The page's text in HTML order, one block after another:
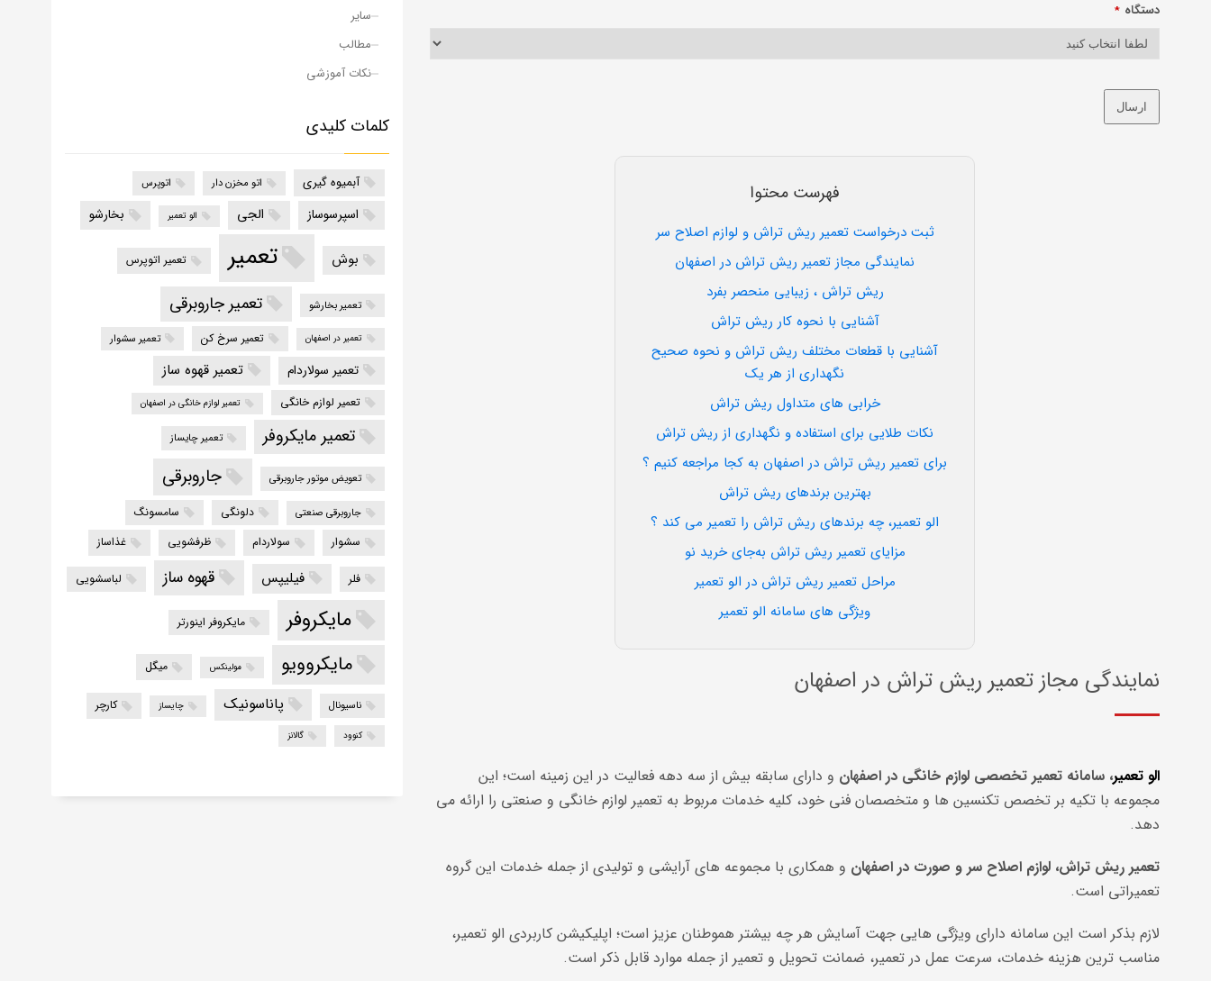
دستگاه *
ارسال
فهرست محتوا
ثبت درخواست تعمیر ریش تراش و لوازم اصلاح سر
نمایندگی مجاز تعمیر ریش تراش در اصفهان
ریش تراش ، زیبایی منحصر بفرد
آشنایی با نحوه کار ریش تراش
آشنایی با قطعات مختلف ریش تراش و نحوه صحیح
نگهداری از هر یک
خرابی های متداول ریش تراش
نکات طلایی برای استفاده و نگهداری از ریش تراش
برای تعمیر ریش تراش در اصفهان به کجا مراجعه کنیم ؟
بهترین برندهای ریش تراش
الو تعمیر، چه برندهای ریش تراش را تعمیر می کند ؟
مزایای تعمیر ریش تراش به‌جای خرید نو
مراحل تعمیر ریش تراش در الو تعمیر
ویژگی های سامانه الو تعمیر
نمایندگی مجاز تعمیر ریش تراش در اصفهان
الو تعمیر، سامانه تعمیر تخصصی لوازم خانگی در اصفهان و دارای سابقه بیش از سه دهه فعالیت در این زمینه است؛ این
مجموعه با تکیه بر تخصص تکنسین ها و متخصصان فنی خود، کلیه خدمات مربوط به تعمیر لوازم خانگی و صنعتی را ارائه می
دهد.
تعمیر ریش تراش، لوازم اصلاح سر و صورت در اصفهان و همکاری با مجموعه های آرایشی و تولیدی از جمله خدمات این گروه
تعمیراتی است.
لازم بذکر است این سامانه دارای ویژگی هایی جهت آسایش هر چه بیشتر هموطنان عزیز است؛ اپلیکیشن کاربردی الو تعمیر،
مناسب ترین هزینه خدمات، سرعت عمل در تعمیر، ضمانت تحویل و تعمیر از جمله موارد قابل ذکر است.
سایر
مطالب
نکات آموزشی
کلمات کلیدی
آبمیوه گیری اتو مخزن دار اتوپرس
اسپرسوساز الجی الو تعمیر بخارشو
بوش تعمیر تعمیر اتوپرس
تعمیر بخارشو تعمیر جاروبرقی
تعمیر در اصفهان تعمیر سرخ کن تعمیر سشوار
تعمیر سولاردام تعمیر قهوه ساز
تعمیر لوازم خانگی تعمیر لوازم خانگی در اصفهان
تعمیر مایکروفر تعمیر چایساز
تعویض موتور جاروبرقی جاروبرقی
جاروبرقی صنعتی دلونگی
سامسونگ
سشوار
سولاردام ظرفشویی غذاساز
فلر فیلیپس قهوه ساز لباسشویی
مایکروفر مایکروفر اینورتر
مایکروویو مولینکس میگل
ناسیونال پاناسونیک چایساز کارچر
کنوود گالانز